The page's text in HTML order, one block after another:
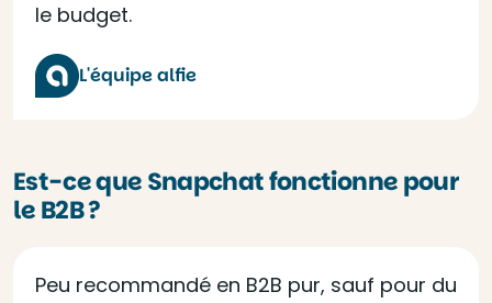
le budget.
L'équipe alfie
Est-ce que Snapchat fonctionne pour
le B2B ?
Peu recommandé en B2B pur, sauf pour du